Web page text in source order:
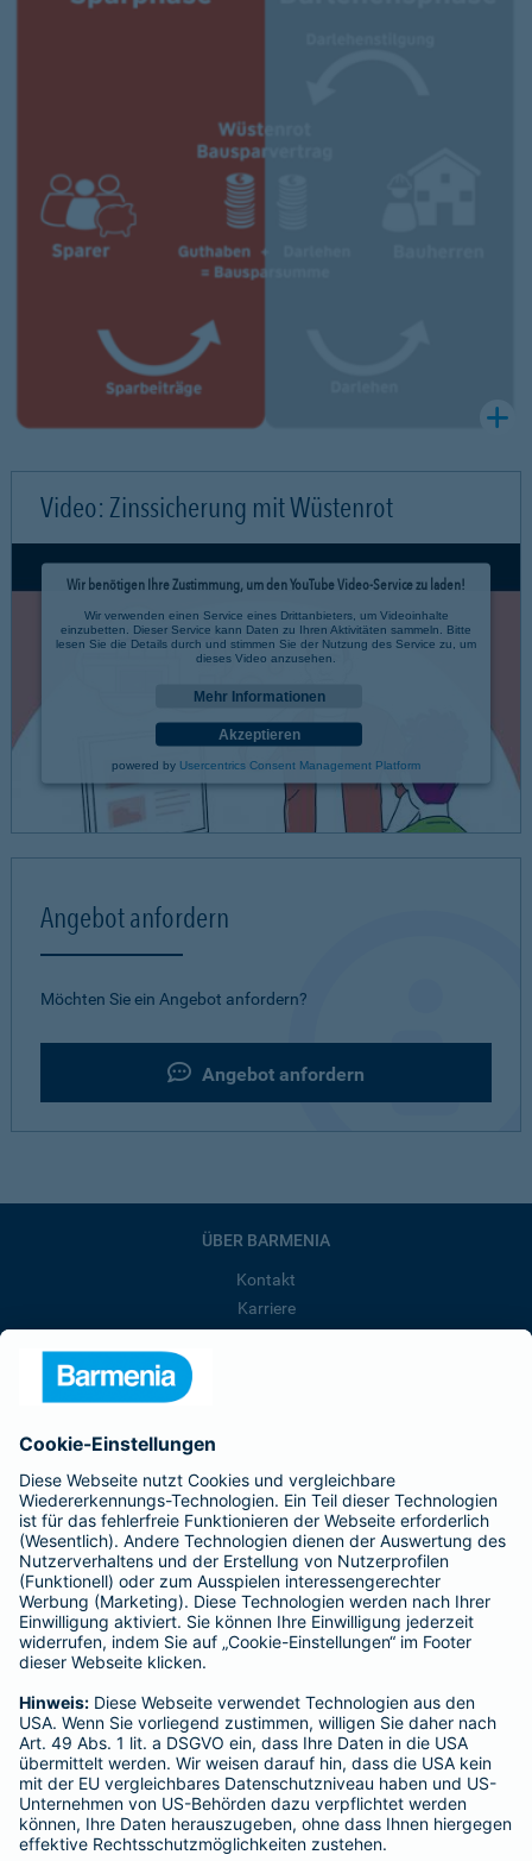
Video: Zinssicherung mit Wüstenrot
Wir benötigen Ihre Zustimmung, um den YouTube Video-Service zu laden!
Wir verwenden einen Service eines Drittanbieters, um Videoinhalte
einzubetten. Dieser Service kann Daten zu Ihren Aktivitäten sammeln. Bitte
lesen Sie die Details durch und stimmen Sie der Nutzung des Service zu, um
dieses Video anzusehen.
Mehr Informationen
Akzeptieren
powered by Usercentrics Consent Management Platform
Angebot anfordern
Möchten Sie ein Angebot anfordern?
Angebot anfordern
ÜBER BARMENIA
Kontakt
Karriere
Presse
Barmenia ist Teil der BarmeniaGothaer
BELIEBTE SEITEN
Kranken-Zusatzversicherung
Tierversicherungen
Haftpflichtversicherung
Hausratversicherung
Adresse ändern
Schaden melden
Kilometerstandsmeldung
Serviceübersicht